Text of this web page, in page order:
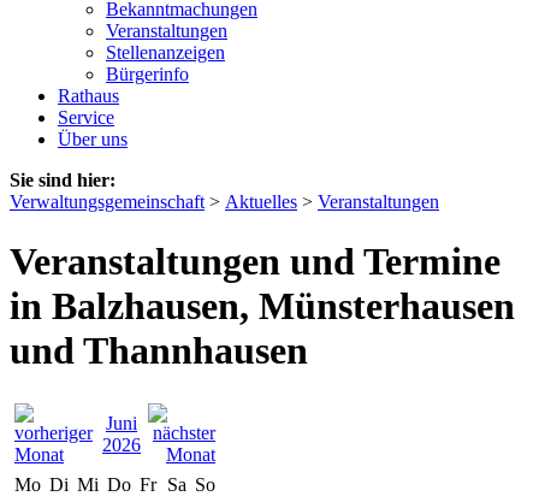
Bekanntmachungen
Veranstaltungen
Stellenanzeigen
Bürgerinfo
Rathaus
Service
Über uns
Sie sind hier:
Verwaltungsgemeinschaft > Aktuelles > Veranstaltungen
Veranstaltungen und Termine
in Balzhausen, Münsterhausen
und Thannhausen
Juni
2026
Mo Di Mi Do Fr Sa So